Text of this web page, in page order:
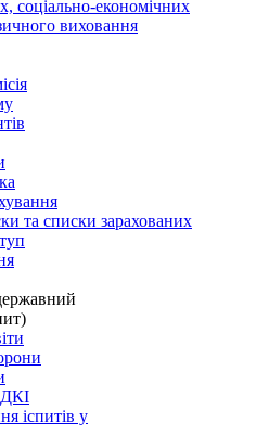
соціально-економічних
виховання
та списки зарахованих
іспитів у